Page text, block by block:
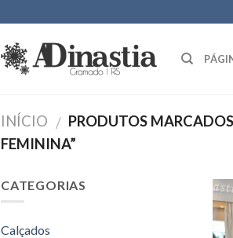
INÍCIO / PRODUTOS
FEMININA”
CATEGORIAS
Calçados